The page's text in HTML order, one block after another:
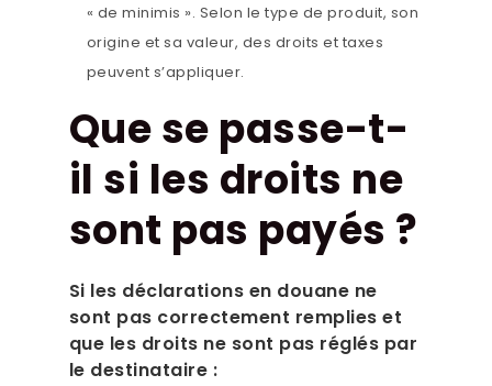
« de minimis ». Selon le type de produit, son
origine et sa valeur, des droits et taxes
peuvent s’appliquer.
Que se passe-t-
il si les droits ne
sont pas payés ?
Si les déclarations en douane ne
sont pas correctement remplies et
que les droits ne sont pas réglés par
le destinataire :